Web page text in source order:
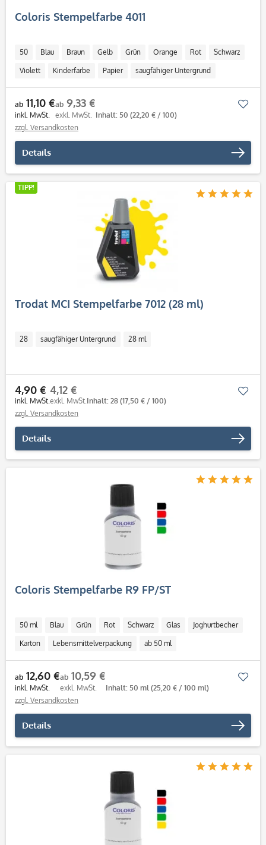
Coloris Stempelfarbe 4011
50 Blau Braun Gelb Grün Orange Rot Schwarz
Violett Kinderfarbe Papier saugfähiger Untergrund
ab 50 ml
ab 11,10 €
inkl. MwSt.
ab 9,33 €
exkl. MwSt. Inhalt: 50 (22,20 € / 100)
zzgl. Versandkosten
Details
TIPP!
Trodat MCI Stempelfarbe 7012 (28 ml)
28 saugfähiger Untergrund 28 ml
4,90 €
inkl. MwSt.
4,12 €
exkl. MwSt.Inhalt: 28 (17,50 € / 100)
zzgl. Versandkosten
Details
Coloris Stempelfarbe R9 FP/ST
50 ml Blau Grün Rot Schwarz Glas Joghurtbecher
Karton Lebensmittelverpackung ab 50 ml
ab 12,60 €
inkl. MwSt.
ab 10,59 €
exkl. MwSt. Inhalt: 50 ml (25,20 € / 100 ml)
zzgl. Versandkosten
Details